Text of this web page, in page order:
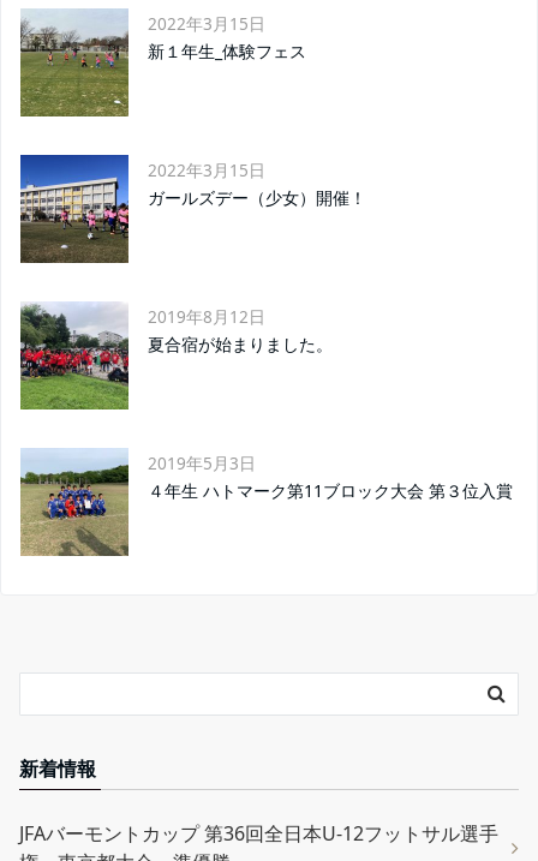
2022年3月15日
新１年生_体験フェス
2022年3月15日
ガールズデー（少女）開催！
2019年8月12日
夏合宿が始まりました。
2019年5月3日
４年生 ハトマーク第11ブロック大会 第３位入賞
新着情報
JFAバーモントカップ 第36回全日本U-12フットサル選手